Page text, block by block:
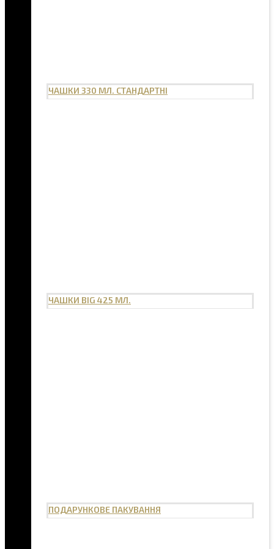
ЧАШКИ 330 МЛ. СТАНДАРТНІ
ЧАШКИ BIG 425 МЛ.
ПОДАРУНКОВЕ ПАКУВАННЯ